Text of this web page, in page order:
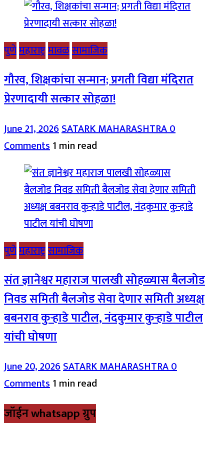
पुणेमहाराष्ट्रमावळसामाजिक
गौरव, शिक्षकांचा सन्मान; प्रगती विद्या मंदिरात
प्रेरणादायी सत्कार सोहळा!
June 21, 2026SATARK MAHARASHTRA0
Comments1 min read
पुणेमहाराष्ट्रसामाजिक
संत ज्ञानेश्वर महाराज पालखी सोहळ्यास बैलजोड
निवड समिती बैलजोड सेवा देणार समिती अध्यक्ष
बबनराव कुऱ्हाडे पाटील, नंदकुमार कुऱ्हाडे पाटील
यांची घोषणा
June 20, 2026SATARK MAHARASHTRA0
Comments1 min read
जॉईन whatsapp ग्रुप